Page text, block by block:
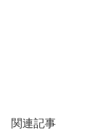
関連記事